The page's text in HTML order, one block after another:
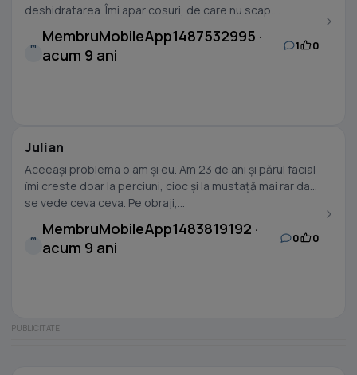
deshidratarea. Îmi apar cosuri, de care nu scap....
M
MembruMobileApp1487532995 ·
acum 9 ani
1 0
Julian
Aceeași problema o am și eu. Am 23 de ani și părul facial
îmi creste doar la perciuni, cioc și la mustață mai rar dar
se vede ceva ceva. Pe obraji,...
M
MembruMobileApp1483819192 ·
acum 9 ani
0 0